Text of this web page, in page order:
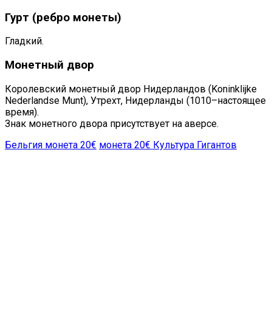
Гурт (ребро монеты)
Гладкий.
Монетный двор
Королевский монетный двор Нидерландов (Koninklijke
Nederlandse Munt), Утрехт, Нидерланды (1010–настоящее
время).
Знак монетного двора присутствует на аверсе.
Бельгия монета 20€ монета 20€ Культура Гигантов